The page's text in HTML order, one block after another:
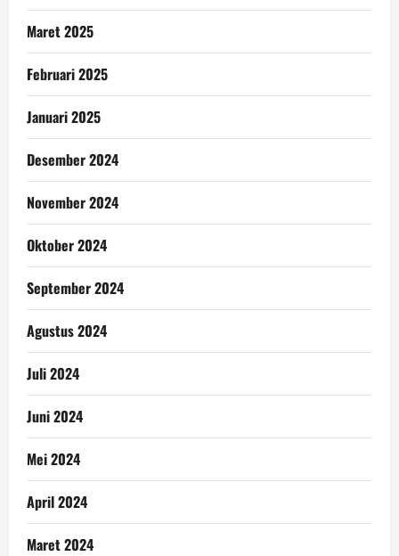
Maret 2025
Februari 2025
Januari 2025
Desember 2024
November 2024
Oktober 2024
September 2024
Agustus 2024
Juli 2024
Juni 2024
Mei 2024
April 2024
Maret 2024